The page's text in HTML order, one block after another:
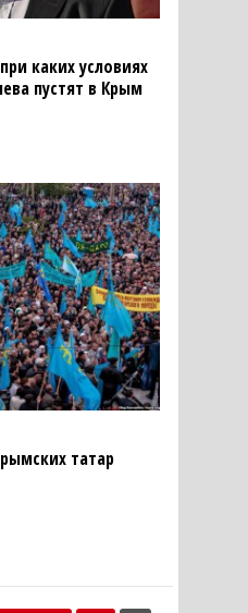
каких условиях
пустят в Крым
татар